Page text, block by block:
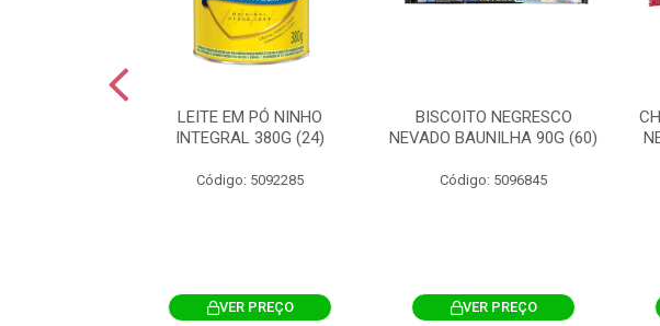
LEITE EM PÓ NINHO
INTEGRAL 380G (24)
Código: 5092285
VER PREÇO
BISCOITO NEGRESCO
NEVADO BAUNILHA 90G (60)
Código: 5096845
VER PREÇO